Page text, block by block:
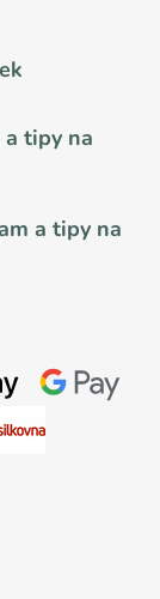
a tipy na
a tipy na